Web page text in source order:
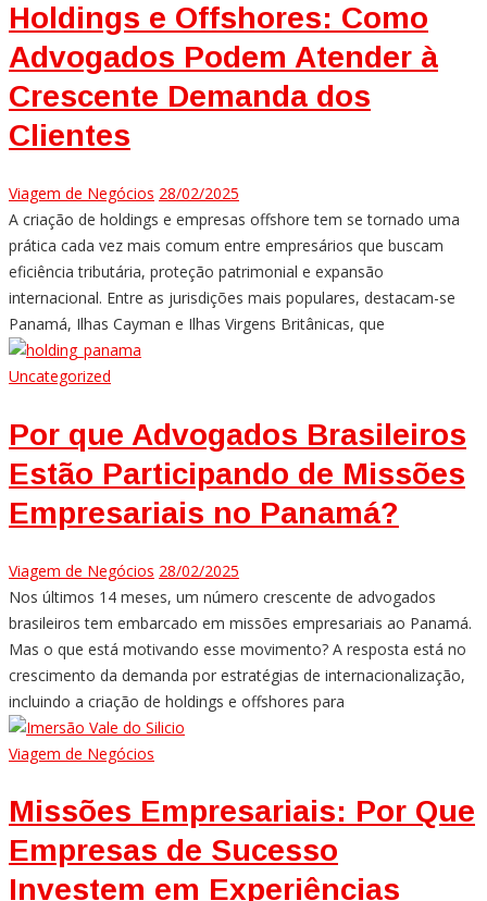
Holdings e Offshores: Como
Advogados Podem Atender à
Crescente Demanda dos
Clientes
Viagem de Negócios 28/02/2025
A criação de holdings e empresas offshore tem se tornado uma
prática cada vez mais comum entre empresários que buscam
eficiência tributária, proteção patrimonial e expansão
internacional. Entre as jurisdições mais populares, destacam-se
Panamá, Ilhas Cayman e Ilhas Virgens Britânicas, que
Uncategorized
Por que Advogados Brasileiros
Estão Participando de Missões
Empresariais no Panamá?
Viagem de Negócios 28/02/2025
Nos últimos 14 meses, um número crescente de advogados
brasileiros tem embarcado em missões empresariais ao Panamá.
Mas o que está motivando esse movimento? A resposta está no
crescimento da demanda por estratégias de internacionalização,
incluindo a criação de holdings e offshores para
Viagem de Negócios
Missões Empresariais: Por Que
Empresas de Sucesso
Investem em Experiências